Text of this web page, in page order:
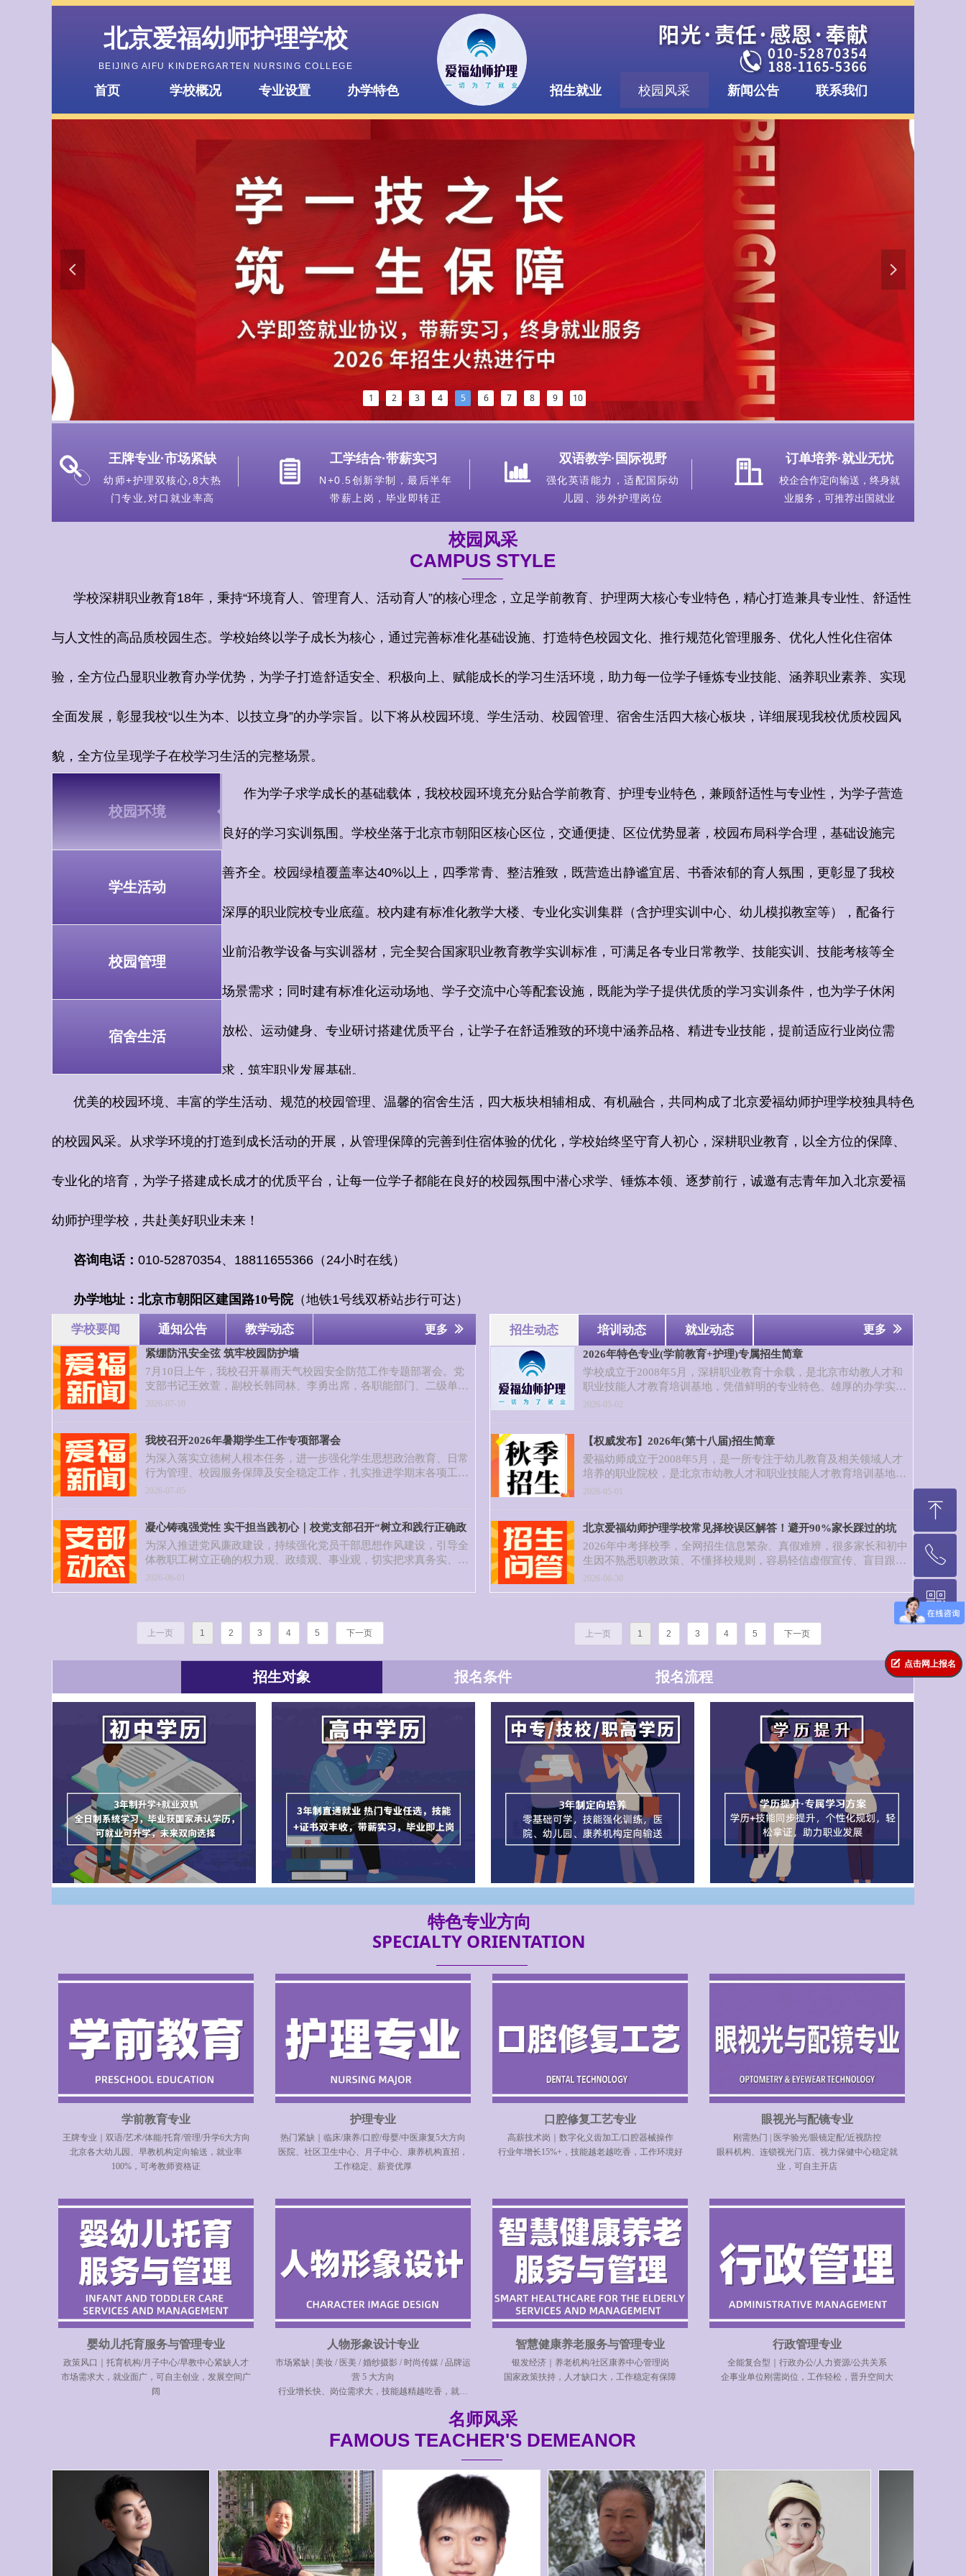
녁 点击网上报名
北京爱福幼师护理学校
BEIJING AIFU KINDERGARTEN NURSING COLLEGE
首页 学校概况 专业设置 办学特色 招生就业 校园风采 新闻公告 联系我们
招生对象 报名条件 报名流程
特色专业方向
SPECIALTY ORIENTATION
学校要闻 通知公告 教学动态
紧绷防汛安全弦 筑牢校园防护墙
7月10日上午，我校召开暴雨天气校园安全防范工作专题部署会。党
支部书记王效萱，副校长韩同林、李勇出席，各职能部门、二级单位
负责人及全体安全管理人员参会。会议从风险研判、任务细化、责任
2026-07-10
我校召开2026年暑期学生工作专项部署会
为深入落实立德树人根本任务，进一步强化学生思想政治教育、日常
行为管理、校园服务保障及安全稳定工作，扎实推进学期末各项工作
的闭环收官和暑期学生管理专项任务，7月1日下午，北京爱福幼师护
团委、后勤保卫处全体中层干部及业务骨干、各二级教学系部学工分
管负责人参加会议。
2026-07-05
凝心铸魂强党性 实干担当践初心｜校党支部召开“树立和践行正确政
绩观”专题学习会
为深入推进党风廉政建设，持续强化党员干部思想作风建设，引导全
体教职工树立正确的权力观、政绩观、事业观，切实把求真务实、真
抓实干的工作作风融入学校教育教学与管理服务全过程，近日，校党
2026-06-01
上一页 1 2 3 4 5 下一页
更多 ꅀ 更多 ꅀ
招生动态 培训动态 就业动态
2026年特色专业(学前教育+护理)专属招生简章
学校成立于2008年5月，深耕职业教育十余载，是北京市幼教人才和
职业技能人才教育培训基地，凭借鲜明的专业特色、雄厚的办学实力
和完善的就业保障，成为广大学子求学北京、实现就业梦想的优选学
忧”的核心优势，专为培养行业紧缺的高素质应用型人才而设，现面向
全国火热招生，诚邀有志青年加入，成就精彩职业人生！
2026-05-02
【权威发布】2026年(第十八届)招生简章
爱福幼师成立于2008年5月，是一所专注于幼儿教育及相关领域人才
培养的职业院校，是北京市幼教人才和职业技能人才教育培训基地，
也是广大学子求学北京、实现就业梦想的理想学府。经过多年稳健发
系、国际教育系、继续教育系和综合基础系；开设8个特色专业：学
前教育、婴幼儿托育服务与管理、人物形象设计、护理专业、口腔修
复工艺、智慧健康养老服务与管理、眼视光与配镜专业、行政管理。
同时拥有5家附属企业，为学生提供优质的实践平台。
2026-05-01
北京爱福幼师护理学校常见择校误区解答！避开90%家长踩过的坑
2026年中考择校季，全网招生信息繁杂、真假难辨，很多家长和初中
生因不熟悉职教政策、不懂择校规则，容易轻信虚假宣传、盲目跟风
择校，踩入各类招生陷阱，最终选错学校、选错专业，耽误孩子三年
理学校六大高频择校误区权威解答，汇总90%家长踩过的择校坑，手
2026-06-30
上一页 1 2 3 4 5 下一页
1 2 3 4 5 6 7 8 9 10
넳 넲
名师风采
FAMOUS TEACHER'S DEMEANOR
学前教育专业
王牌专业｜双语/艺术/体能/托育/管理/升学6大方向
北京各大幼儿园、早教机构定向输送，就业率
100%，可考教师资格证
护理专业
热门紧缺｜临床/康养/口腔/母婴/中医康复5大方向
医院、社区卫生中心、月子中心、康养机构直招，
工作稳定、薪资优厚
口腔修复工艺专业
高薪技术岗｜数字化义齿加工/口腔器械操作
行业年增长15%+，技能越老越吃香，工作环境好
眼视光与配镜专业
刚需热门 | 医学验光/眼镜定配/近视防控
眼科机构、连锁视光门店、视力保健中心稳定就
业，可自主开店
婴幼儿托育服务与管理专业
政策风口｜托育机构/月子中心/早教中心紧缺人才
市场需求大，就业面广，可自主创业，发展空间广
阔
人物形象设计专业
市场紧缺 | 美妆 / 医美 / 婚纱摄影 / 时尚传媒 / 品牌运
营 5 大方向
行业增长快、岗位需求大，技能越精越吃香，就业
智慧健康养老服务与管理专业
银发经济｜养老机构/社区康养中心管理岗
国家政策扶持，人才缺口大，工作稳定有保障
行政管理专业
全能复合型｜行政办公/人力资源/公共关系
企事业单位刚需岗位，工作轻松，晋升空间大
ꁓ 王牌专业·市场紧缺
幼师+护理双核心, 8 大热
门专业,对口就业率高
ꁩ 工学结合·带薪实习
N+0.5 创新学制，最后半年
带薪上岗，毕业即转正
ꀄ 双语教学· 国际视野
强化英语能力，适配国际幼
儿园、涉外护理岗位
ꀶ 订单培养·就业无忧
校企合作定向输送，终身就
业服务，可推荐出国就业
校园环境
学生活动
校园管理
宿舍生活
作为学子求学成长的基础载体，我校校园环境充分贴合学前教育、护理专业特色，兼顾舒适性与专业性，为学子营造
良好的学习实训氛围。学校坐落于北京市朝阳区核心区位，交通便捷、区位优势显著，校园布局科学合理，基础设施完
善齐全。校园绿植覆盖率达40%以上，四季常青、整洁雅致，既营造出静谧宜居、书香浓郁的育人氛围，更彰显了我校
深厚的职业院校专业底蕴。校内建有标准化教学大楼、专业化实训集群（含护理实训中心、幼儿模拟教室等），配备行
业前沿教学设备与实训器材，完全契合国家职业教育教学实训标准，可满足各专业日常教学、技能实训、技能考核等全
场景需求；同时建有标准化运动场地、学子交流中心等配套设施，既能为学子提供优质的学习实训条件，也为学子休闲
放松、运动健身、专业研讨搭建优质平台，让学子在舒适雅致的环境中涵养品格、精进专业技能，提前适应行业岗位需
求，筑牢职业发展基础。
校园风采
CAMPUS STYLE
学校深耕职业教育18年，秉持“环境育人、管理育人、活动育人”的核心理念，立足学前教育、护理两大核心专业特色，精心打造兼具专业性、舒适性
与人文性的高品质校园生态。学校始终以学子成长为核心，通过完善标准化基础设施、打造特色校园文化、推行规范化管理服务、优化人性化住宿体
验，全方位凸显职业教育办学优势，为学子打造舒适安全、积极向上、赋能成长的学习生活环境，助力每一位学子锤炼专业技能、涵养职业素养、实现
全面发展，彰显我校“以生为本、以技立身”的办学宗旨。以下将从校园环境、学生活动、校园管理、宿舍生活四大核心板块，详细展现我校优质校园风
貌，全方位呈现学子在校学习生活的完整场景。
优美的校园环境、丰富的学生活动、规范的校园管理、温馨的宿舍生活，四大板块相辅相成、有机融合，共同构成了北京爱福幼师护理学校独具特色
的校园风采。从求学环境的打造到成长活动的开展，从管理保障的完善到住宿体验的优化，学校始终坚守育人初心，深耕职业教育，以全方位的保障、
专业化的培育，为学子搭建成长成才的优质平台，让每一位学子都能在良好的校园氛围中潜心求学、锤炼本领、逐梦前行，诚邀有志青年加入北京爱福
幼师护理学校，共赴美好职业未来！
咨询电话： 010-52870354、 18811655366 （ 24小时在线）
办学地址：北京市朝阳区建国路10号院（地铁1号线双桥站步行可达）
ꁸ
回到顶部
ꂅ
18811655366
ꀥ